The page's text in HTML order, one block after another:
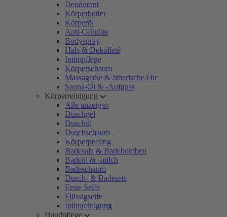
Deodorant
Körperbutter
Körperöl
Anti-Cellulite
Bodyspray
Hals & Dekolleté
Intimpflege
Körperschaum
Massageöle & ätherische Öle
Sauna-Öl & -Aufguss
Körperreinigung
Alle anzeigen
Duschgel
Duschöl
Duschschaum
Körperpeeling
Badesalz & Badebomben
Badeöl & -milch
Badeschaum
Dusch- & Badesets
Feste Seife
Flüssigseife
Intimreinigung
Handpflege